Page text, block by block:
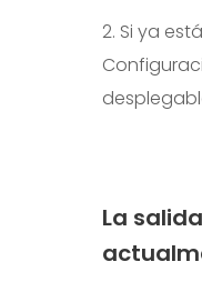
2. Si ya
La